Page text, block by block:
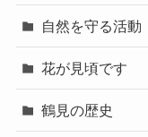
自然を守る活動
花が見頃です
鶴見の歴史